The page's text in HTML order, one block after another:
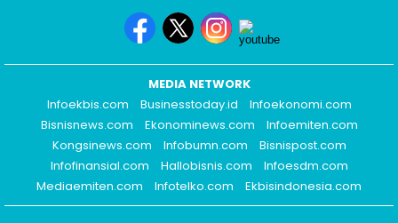
MEDIA NETWORK
Infoekbis.com
Businesstoday.id
Infoekonomi.com
Bisnisnews.com
Ekonominews.com
Infoemiten.com
Kongsinews.com
Infobumn.com
Bisnispost.com
Infofinansial.com
Hallobisnis.com
Infoesdm.com
Mediaemiten.com
Infotelko.com Ekbisindonesia.com